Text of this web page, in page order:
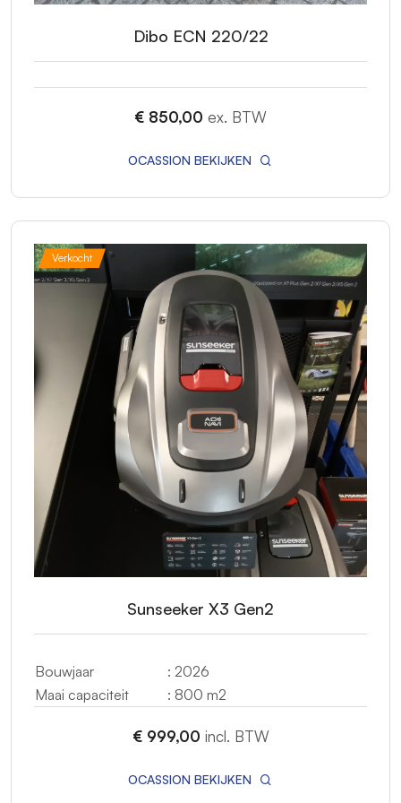
Dibo ECN 220/22
€ 850,00 ex. BTW
OCASSION BEKIJKEN
Verkocht
Sunseeker X3 Gen2
Bouwjaar
: 2026
Maai capaciteit
: 800 m2
€ 999,00 incl. BTW
OCASSION BEKIJKEN